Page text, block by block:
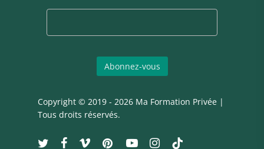
Copyright © 2019 - 2026 Ma Formation Privée |
Tous droits réservés.
twitterfacebook
vimeo pinterestyoutubeinstagram
tiktok